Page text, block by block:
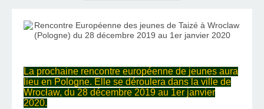
La prochaine rencontre européenne de jeunes aura
lieu en Pologne. Elle se déroulera dans la ville de
Wrocław, du 28 décembre 2019 au 1er janvier
2020.